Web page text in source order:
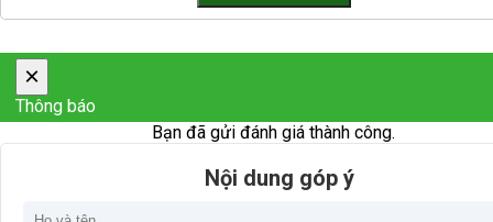
×
Thông báo
Bạn đã gửi đánh giá thành công.
Nội dung góp ý